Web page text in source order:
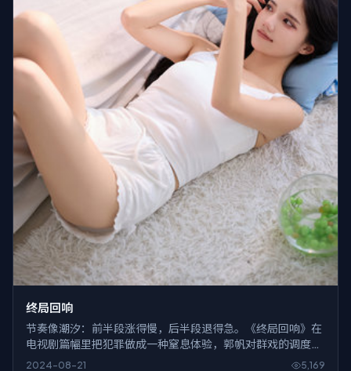
终局回响
节奏像潮汐：前半段涨得慢，后半段退得急。《终局回响》在
电视剧篇幅里把犯罪做成一种窒息体验，郭帆对群戏的调度尤
其耐看。
2024-08-21 5,169